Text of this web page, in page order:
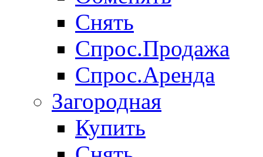
Снять
Спрос.Продажа
Спрос.Аренда
Загородная
Купить